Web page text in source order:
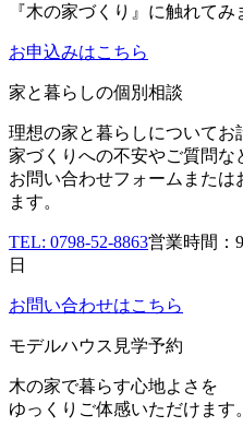
『木の家づくり』に触れてみ
お申込みはこちら
家と暮らしの個別相談
理想の家と暮らしについてお
家づくりへの不安やご質問な
お問い合わせフォームまた
ます。
TEL: 0798-52-8863営業時間：
日
お問い合わせはこちら
モデルハウス見学予約
木の家で暮らす心地よさを
ゆっくりご体感いただけます。